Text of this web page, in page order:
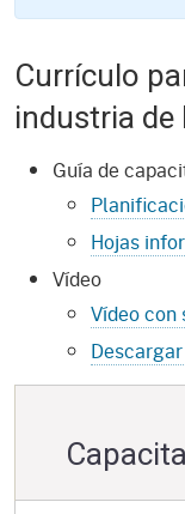
Currículo
industria de
Guía de
Hojas
Vídeo
Vídeo con